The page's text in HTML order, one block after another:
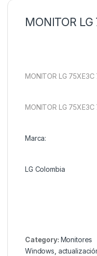
MONITOR
MONITOR LG 75XE3C
MONITOR LG 75XE3C
Marca:
LG Colombia
Category: Monitores
Windows